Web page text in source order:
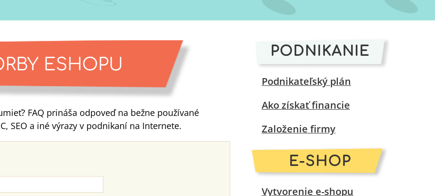
PODNIKANIE
Podnikateľský plán
Ako získať financie
Založenie firmy
E-SHOP
Vytvorenie e-shopu
ESHOPU
FAQ prináša odpoveď na bežne používané
SEO a iné výrazy v podnikaní na Internete.